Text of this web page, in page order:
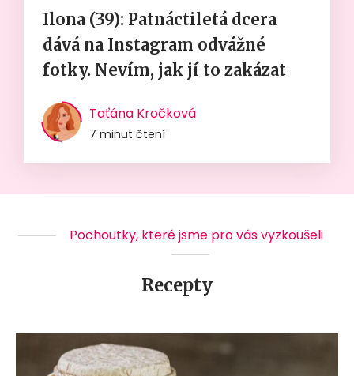
Ilona (39): Patnáctiletá dcera
dává na Instagram odvážné
fotky. Nevím, jak jí to zakázat
Taťána Kročková
7 minut čtení
Pochoutky, které jsme pro vás vyzkoušeli
Recepty